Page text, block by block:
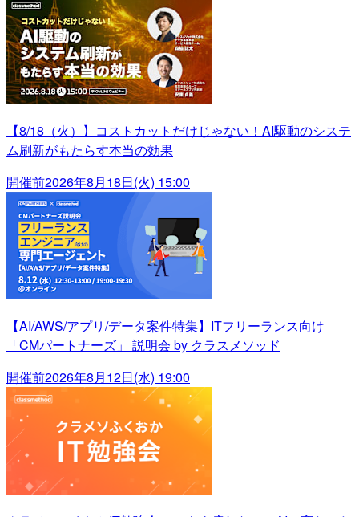
【8/18（火）】コストカットだけじゃない！AI駆動のシステ
ム刷新がもたらす本当の効果
開催前2026年8月18日(火) 15:00
【AI/AWS/アプリ/データ案件特集】ITフリーランス向け
「CMパートナーズ」 説明会 by クラスメソッド
開催前2026年8月12日(水) 19:00